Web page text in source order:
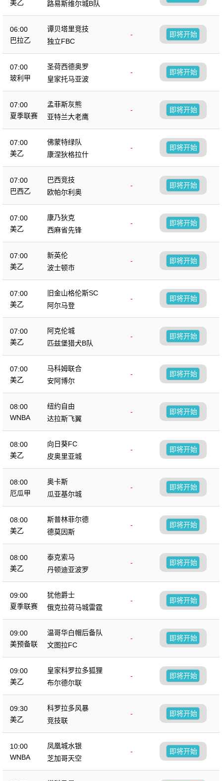
美乙
路易斯维尔城B队
06:00
巴拉乙
谭贝塔里竞技
-
独立FBC
即将开始
07:00
玻利甲
圣荷西德奥罗
-
皇家托马亚波
即将开始
07:00
夏季联赛
孟菲斯灰熊
-
亚特兰大老鹰
即将开始
07:00
美乙
佛蒙特绿队
-
康涅狄格拉什
即将开始
07:00
巴西乙
巴西竞技
-
欧帕尔利奥
即将开始
07:00
美乙
康乃狄克
-
西麻省先锋
即将开始
07:00
美乙
新英伦
-
波士顿市
即将开始
07:00
美乙
旧金山格伦斯SC
-
阿尔马登
即将开始
07:00
美乙
阿克伦城
-
匹兹堡猎犬B队
即将开始
07:00
美乙
马科姆联合
-
安阿博尔
即将开始
08:00
WNBA
纽约自由
-
达拉斯飞翼
即将开始
08:00
美乙
向日葵FC
-
皮奥里亚城
即将开始
08:00
厄瓜甲
奥卡斯
-
瓜亚基尔城
即将开始
08:00
美乙
斯普林菲尔德
-
德莫因斯
即将开始
08:00
美乙
泰克索马
-
丹顿迪亚波罗
即将开始
09:00
夏季联赛
犹他爵士
-
俄克拉荷马城雷霆
即将开始
09:00
美预备联
温哥华白帽后备队
-
文图拉FC
即将开始
09:00
美乙
皇家科罗拉多狐狸
-
布尔德尔联
即将开始
09:30
美乙
科罗拉多风暴
-
竞技联
即将开始
10:00
WNBA
凤凰城水银
-
芝加哥天空
即将开始